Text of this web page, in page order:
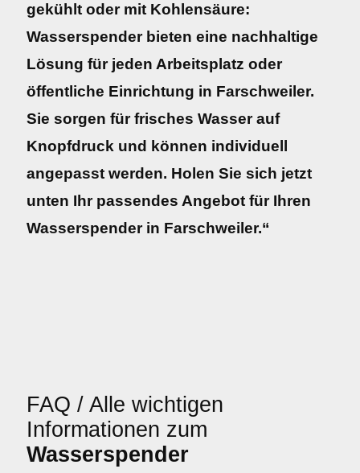
gekühlt oder mit Kohlensäure:
Wasserspender bieten eine nachhaltige
Lösung für jeden Arbeitsplatz oder
öffentliche Einrichtung in Farschweiler.
Sie sorgen für frisches Wasser auf
Knopfdruck und können individuell
angepasst werden. Holen Sie sich jetzt
unten Ihr passendes Angebot für Ihren
Wasserspender in Farschweiler.“
FAQ / Alle wichtigen
Informationen zum
Wasserspender